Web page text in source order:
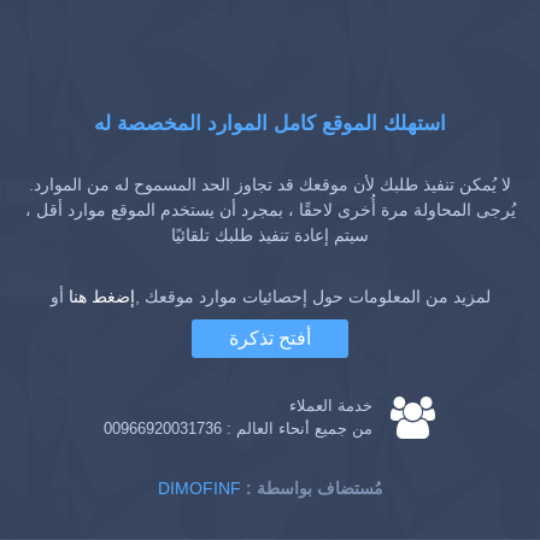
استهلك الموقع كامل الموارد المخصصة له
لا يُمكن تنفيذ طلبك لأن موقعك قد تجاوز الحد المسموح له من الموارد.
يُرجى المحاولة مرة أُخرى لاحقًا ، بمجرد أن يستخدم الموقع موارد أقل ،
سيتم إعادة تنفيذ طلبك تلقائيًا
لمزيد من المعلومات حول إحصائيات موارد موقعك ,إضغط هنا أو
أفتح تذكرة
خدمة العملاء
من جميع أنحاء العالم : 00966920031736
DIMOFINF : مُستضاف بواسطة